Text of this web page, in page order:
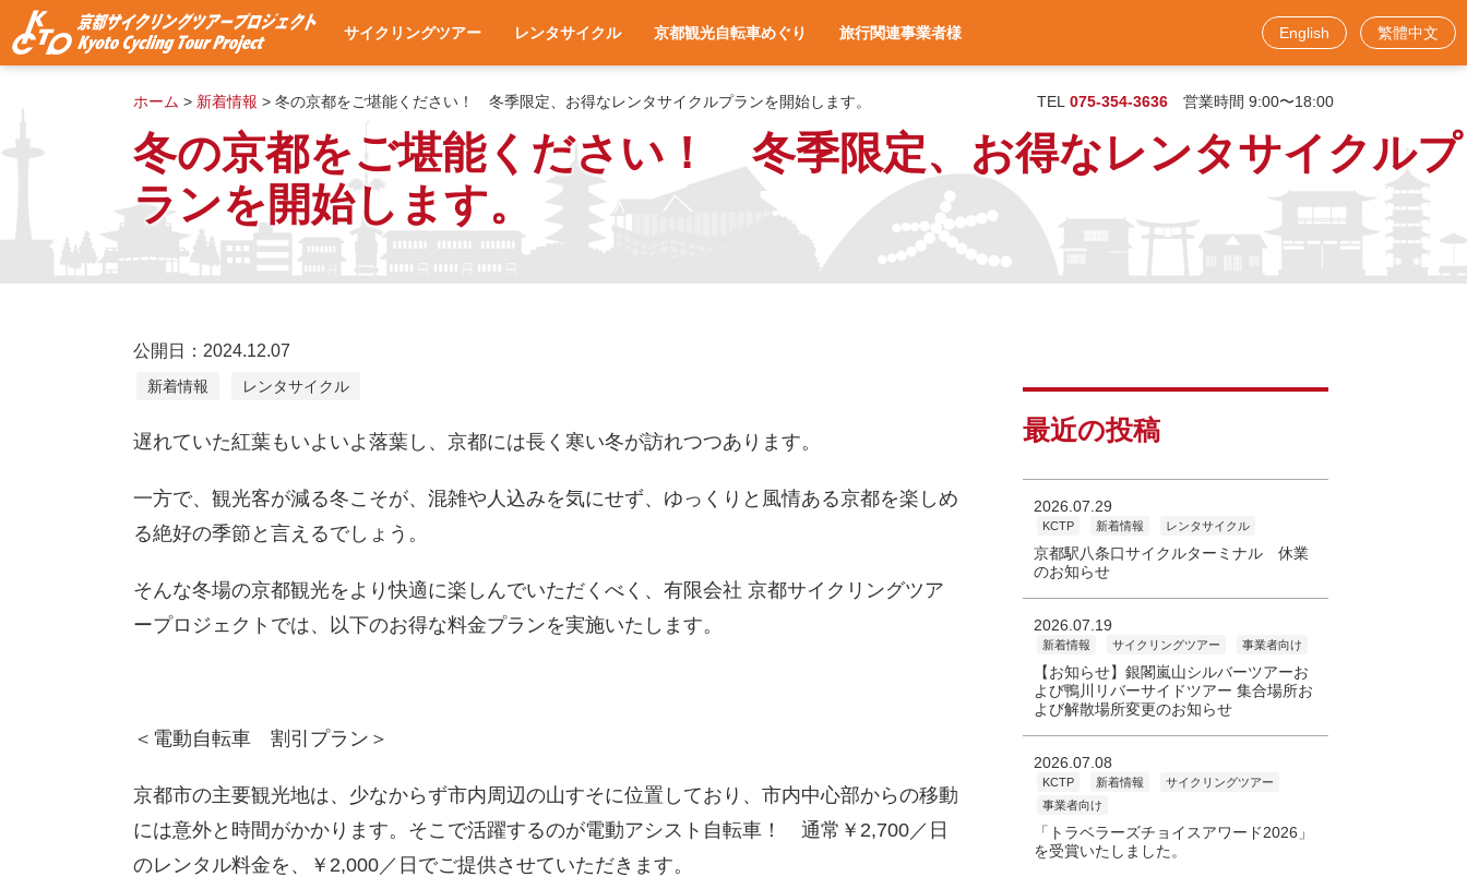
サイクリングツアー
サイクリングツアー一覧
集合・出発場所へのアクセス
使用自転車
ツアー予約
よくある質問
ツアー予約状況
レンタサイクル
車種と料金
各サイクルターミナルへのアクセス
レンタサイクル予約
お役立ち情報
よくある質問
京都観光自転車めぐり 旅行関連事業者様
旅行会社様へ
宿泊施設様へ
旅行関連業者様向けお問い合わせフォーム
English 繁體中文
TEL 075-354-3636 営業時間 9:00〜18:00
公開日：2024.12.07
新着情報 レンタサイクル
ホーム > 新着情報 > 冬の京都をご堪能ください！ 冬季限定、お得なレンタサイクルプランを開始します。
冬の京都をご堪能ください！ 冬季限定、お得なレンタサイクルプ
ランを開始します。
遅れていた紅葉もいよいよ落葉し、京都には長く寒い冬が訪れつつあります。
一方で、観光客が減る冬こそが、混雑や人込みを気にせず、ゆっくりと風情ある京都を楽しめ
る絶好の季節と言えるでしょう。
そんな冬場の京都観光をより快適に楽しんでいただくべく、有限会社 京都サイクリングツア
ープロジェクトでは、以下のお得な料金プランを実施いたします。
＜電動自転車 割引プラン＞
京都市の主要観光地は、少なからず市内周辺の山すそに位置しており、市内中心部からの移動
には意外と時間がかかります。そこで活躍するのが電動アシスト自転車！ 通常￥2,700／日
のレンタル料金を、￥2,000／日でご提供させていただきます。
最近の投稿
2026.07.29
KCTP 新着情報 レンタサイクル
京都駅八条口サイクルターミナル 休業
のお知らせ
2026.07.19
新着情報 サイクリングツアー 事業者向け
【お知らせ】銀閣嵐山シルバーツアーお
よび鴨川リバーサイドツアー 集合場所お
よび解散場所変更のお知らせ
2026.07.08
KCTP 新着情報
サイクリングツアー
事業者向け
「トラベラーズチョイスアワード2026」
を受賞いたしました。